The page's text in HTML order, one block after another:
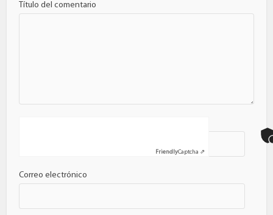
Título del comentario
Correo electrónico
FriendlyCaptcha ⇗